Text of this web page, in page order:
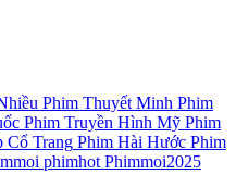
Phim Thuyết Minh Phim
Phim Truyền Hình Mỹ Phim
Cổ Trang Phim Hài Hước Phim
phimhot Phimmoi2025